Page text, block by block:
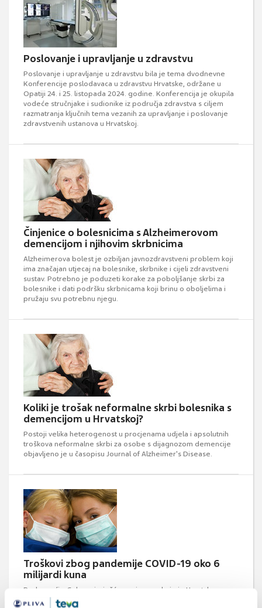
Poslovanje i upravljanje u zdravstvu
Poslovanje i upravljanje u zdravstvu bila je tema dvodnevne
Konferencije poslodavaca u zdravstvu Hrvatske, održane u
Opatiji 24. i 25. listopada 2024. godine. Konferencija je okupila
vodeće stručnjake i sudionike iz područja zdravstva s ciljem
razmatranja ključnih tema vezanih za upravljanje i poslovanje
zdravstvenih ustanova u Hrvatskoj.
Činjenice o bolesnicima s Alzheimerovom
demencijom i njihovim skrbnicima
Alzheimerova bolest je ozbiljan javnozdravstveni problem koji
ima značajan utjecaj na bolesnike, skrbnike i cijeli zdravstveni
sustav. Potrebno je poduzeti korake za poboljšanje skrbi za
bolesnike i dati podršku skrbnicama koji brinu o oboljelima i
pružaju svu potrebnu njegu.
Koliki je trošak neformalne skrbi bolesnika s
demencijom u Hrvatskoj?
Postoji velika heterogenost u procjenama udjela i apsolutnih
troškova neformalne skrbi za osobe s dijagnozom demencije
objavljeno je u časopisu Journal of Alzheimer's Disease.
Troškovi zbog pandemije COVID-19 oko 6
milijardi kuna
Podnoseći u Saboru izvješće o mjerama koje je Hrvatska
poduzela protiv epidemije bolesti covid-19 od 1. siječnja do 31.